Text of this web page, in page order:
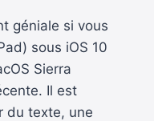
géniale si vous
sous iOS 10
Sierra
Il est
du texte, une